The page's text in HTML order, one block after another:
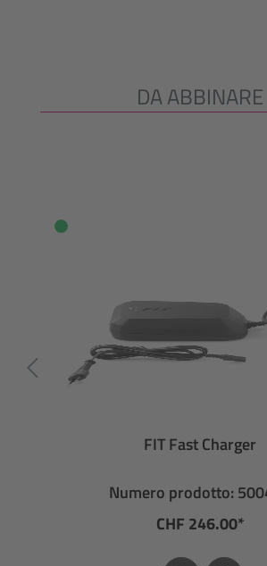
Salta la galleria dei prodotti
DA ABBINARE
FIT Fast Charger
Numero prodotto:
CHF 246.00*